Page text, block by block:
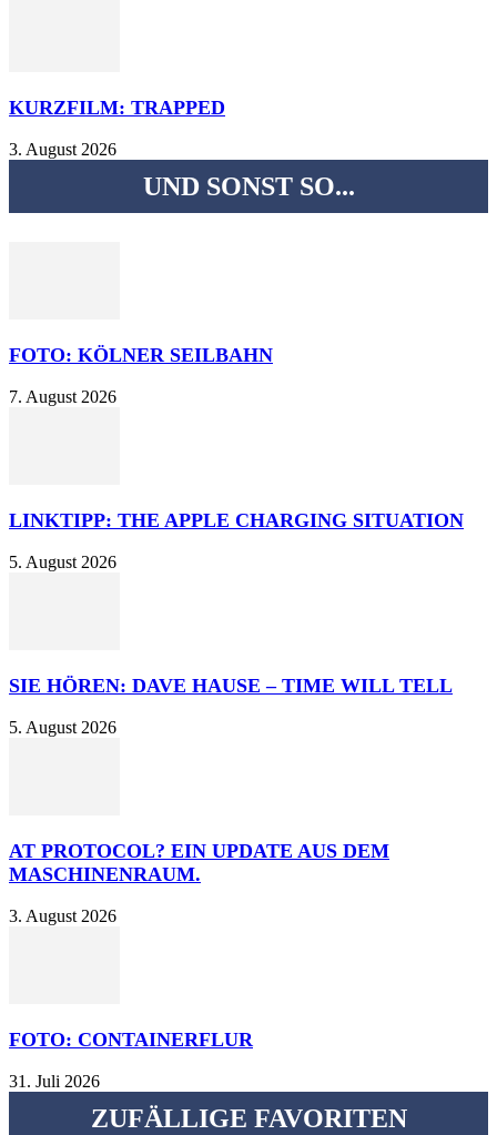
KURZFILM: TRAPPED
3. August 2026
UND SONST SO...
FOTO: KÖLNER SEILBAHN
7. August 2026
LINKTIPP: THE APPLE CHARGING SITUATION
5. August 2026
SIE HÖREN: DAVE HAUSE – TIME WILL TELL
5. August 2026
AT PROTOCOL? EIN UPDATE AUS DEM
MASCHINENRAUM.
3. August 2026
FOTO: CONTAINERFLUR
31. Juli 2026
ZUFÄLLIGE FAVORITEN